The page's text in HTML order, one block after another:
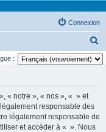
Connexion
e
:
« notre », « nos », « » et
responsable des
légalement responsable de
et accéder à « ». Nous